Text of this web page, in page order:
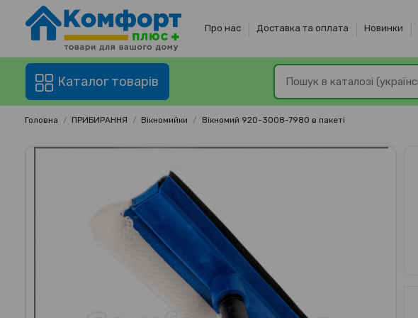
Про нас Доставка та оплата Новинки
Каталог товарів
Головна ПРИБИРАННЯ Вікномийки Вікномий 920-3008-7980 в пакеті